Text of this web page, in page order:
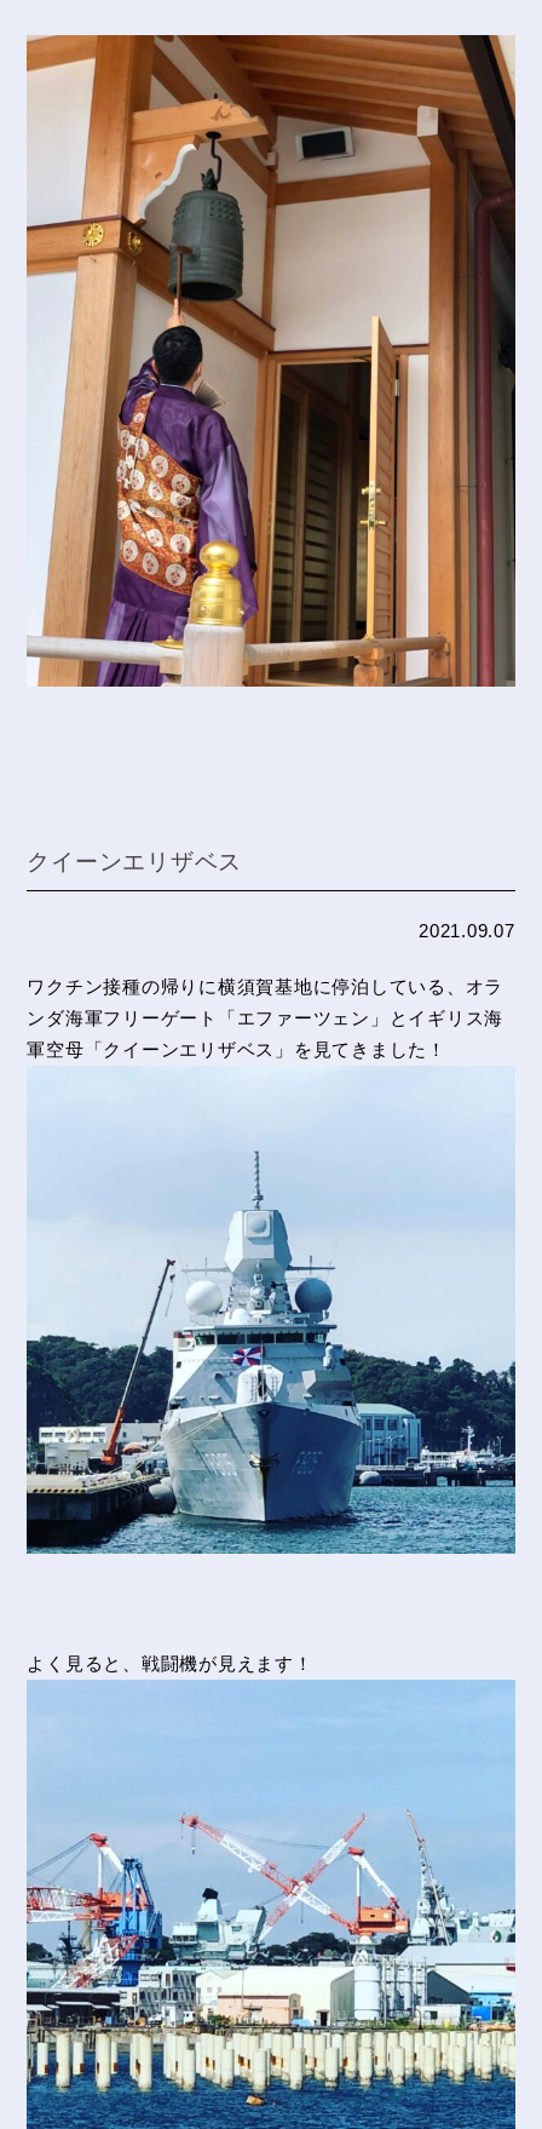
クイーンエリザベス
2021.09.07
ワクチン接種の帰りに横須賀基地に停泊している、オラ
ンダ海軍フリーゲート「エファーツェン」とイギリス海
軍空母「クイーンエリザベス」を見てきました！
よく見ると、戦闘機が見えます！